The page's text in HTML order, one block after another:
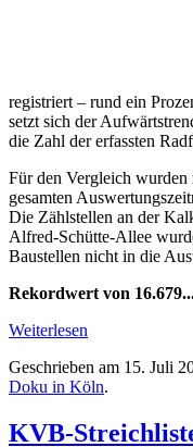
registriert – rund ein
setzt sich der
die Zahl der erfassten
Für den Vergleich
gesamten
Die Zählstellen an der
Alfred-Schütte-Allee
Baustellen nicht in die
Rekordwert von
Weiterlesen
Geschrieben am 15. Juli
Doku in Köln.
KVB-